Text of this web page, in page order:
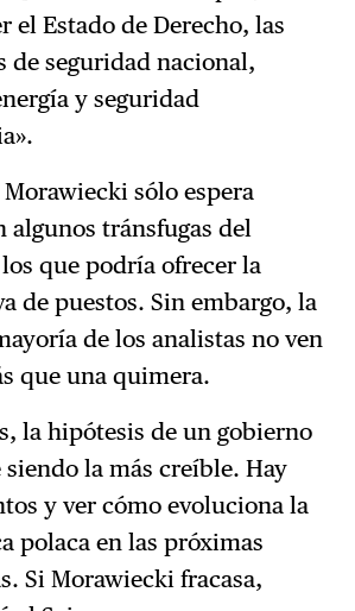
el Estado de Derecho, las
de seguridad nacional,
y seguridad
sólo espera
algunos tránsfugas del
que podría ofrecer la
de puestos. Sin embargo, la
de los analistas no ven
que una quimera.
la hipótesis de un gobierno
siendo la más creíble. Hay
y ver cómo evoluciona la
polaca en las próximas
Si Morawiecki fracasa,